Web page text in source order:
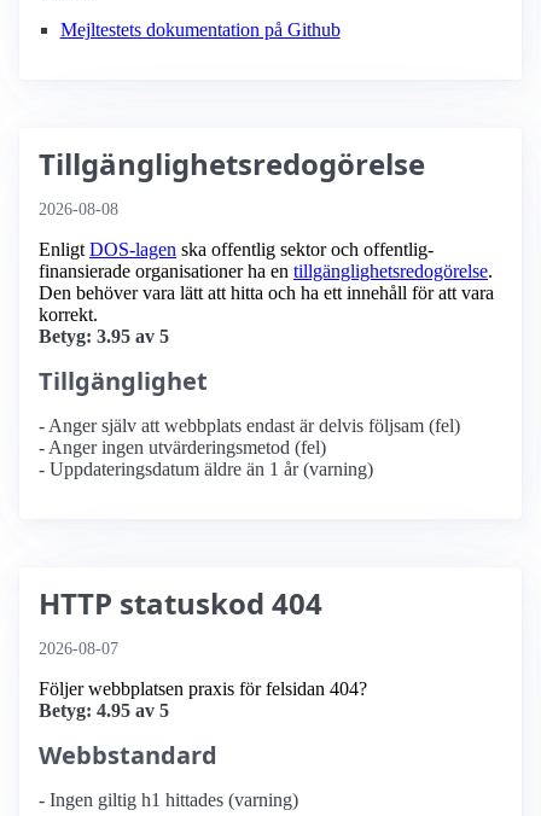
Mejltestets dokumentation på Github
Tillgänglighetsredogörelse
2026-08-08
Enligt DOS-lagen ska offentlig sektor och offentlig­
finansierade organisationer ha en tillgänglighets­redogörelse.
Den behöver vara lätt att hitta och ha ett innehåll för att vara
korrekt.
Betyg: 3.95 av 5
Tillgänglighet
- Anger själv att webbplats endast är delvis följsam (fel)
- Anger ingen utvärderingsmetod (fel)
- Uppdateringsdatum äldre än 1 år (varning)
HTTP statuskod 404
2026-08-07
Följer webbplatsen praxis för felsidan 404?
Betyg: 4.95 av 5
Webbstandard
- Ingen giltig h1 hittades (varning)